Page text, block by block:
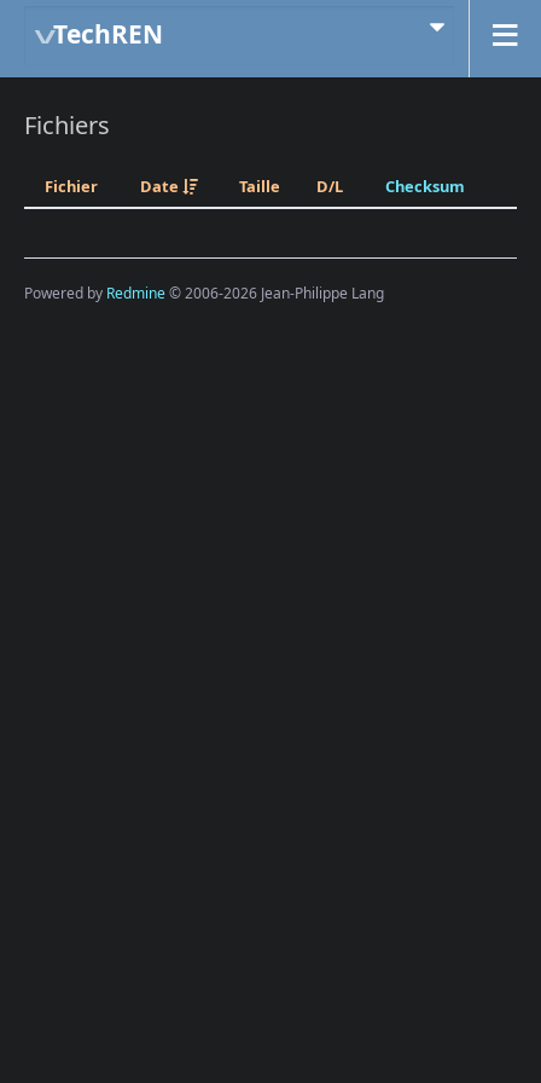
TechREN
Fichiers
Fichier Date Taille D/L Checksum
Powered by Redmine© 2006-2026 Jean-Philippe Lang